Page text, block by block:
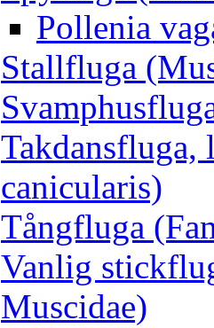
Pollenia
Stallfluga
Takdansfluga,
canicularis)
Tångfluga
Vanlig
Muscidae)